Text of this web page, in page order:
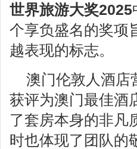
世界旅游大奖2025
个享负盛名的奖项
越表现的标志。
澳门伦敦人酒店
获评为澳门最佳酒
了套房本身的非凡
时也体现了团队的